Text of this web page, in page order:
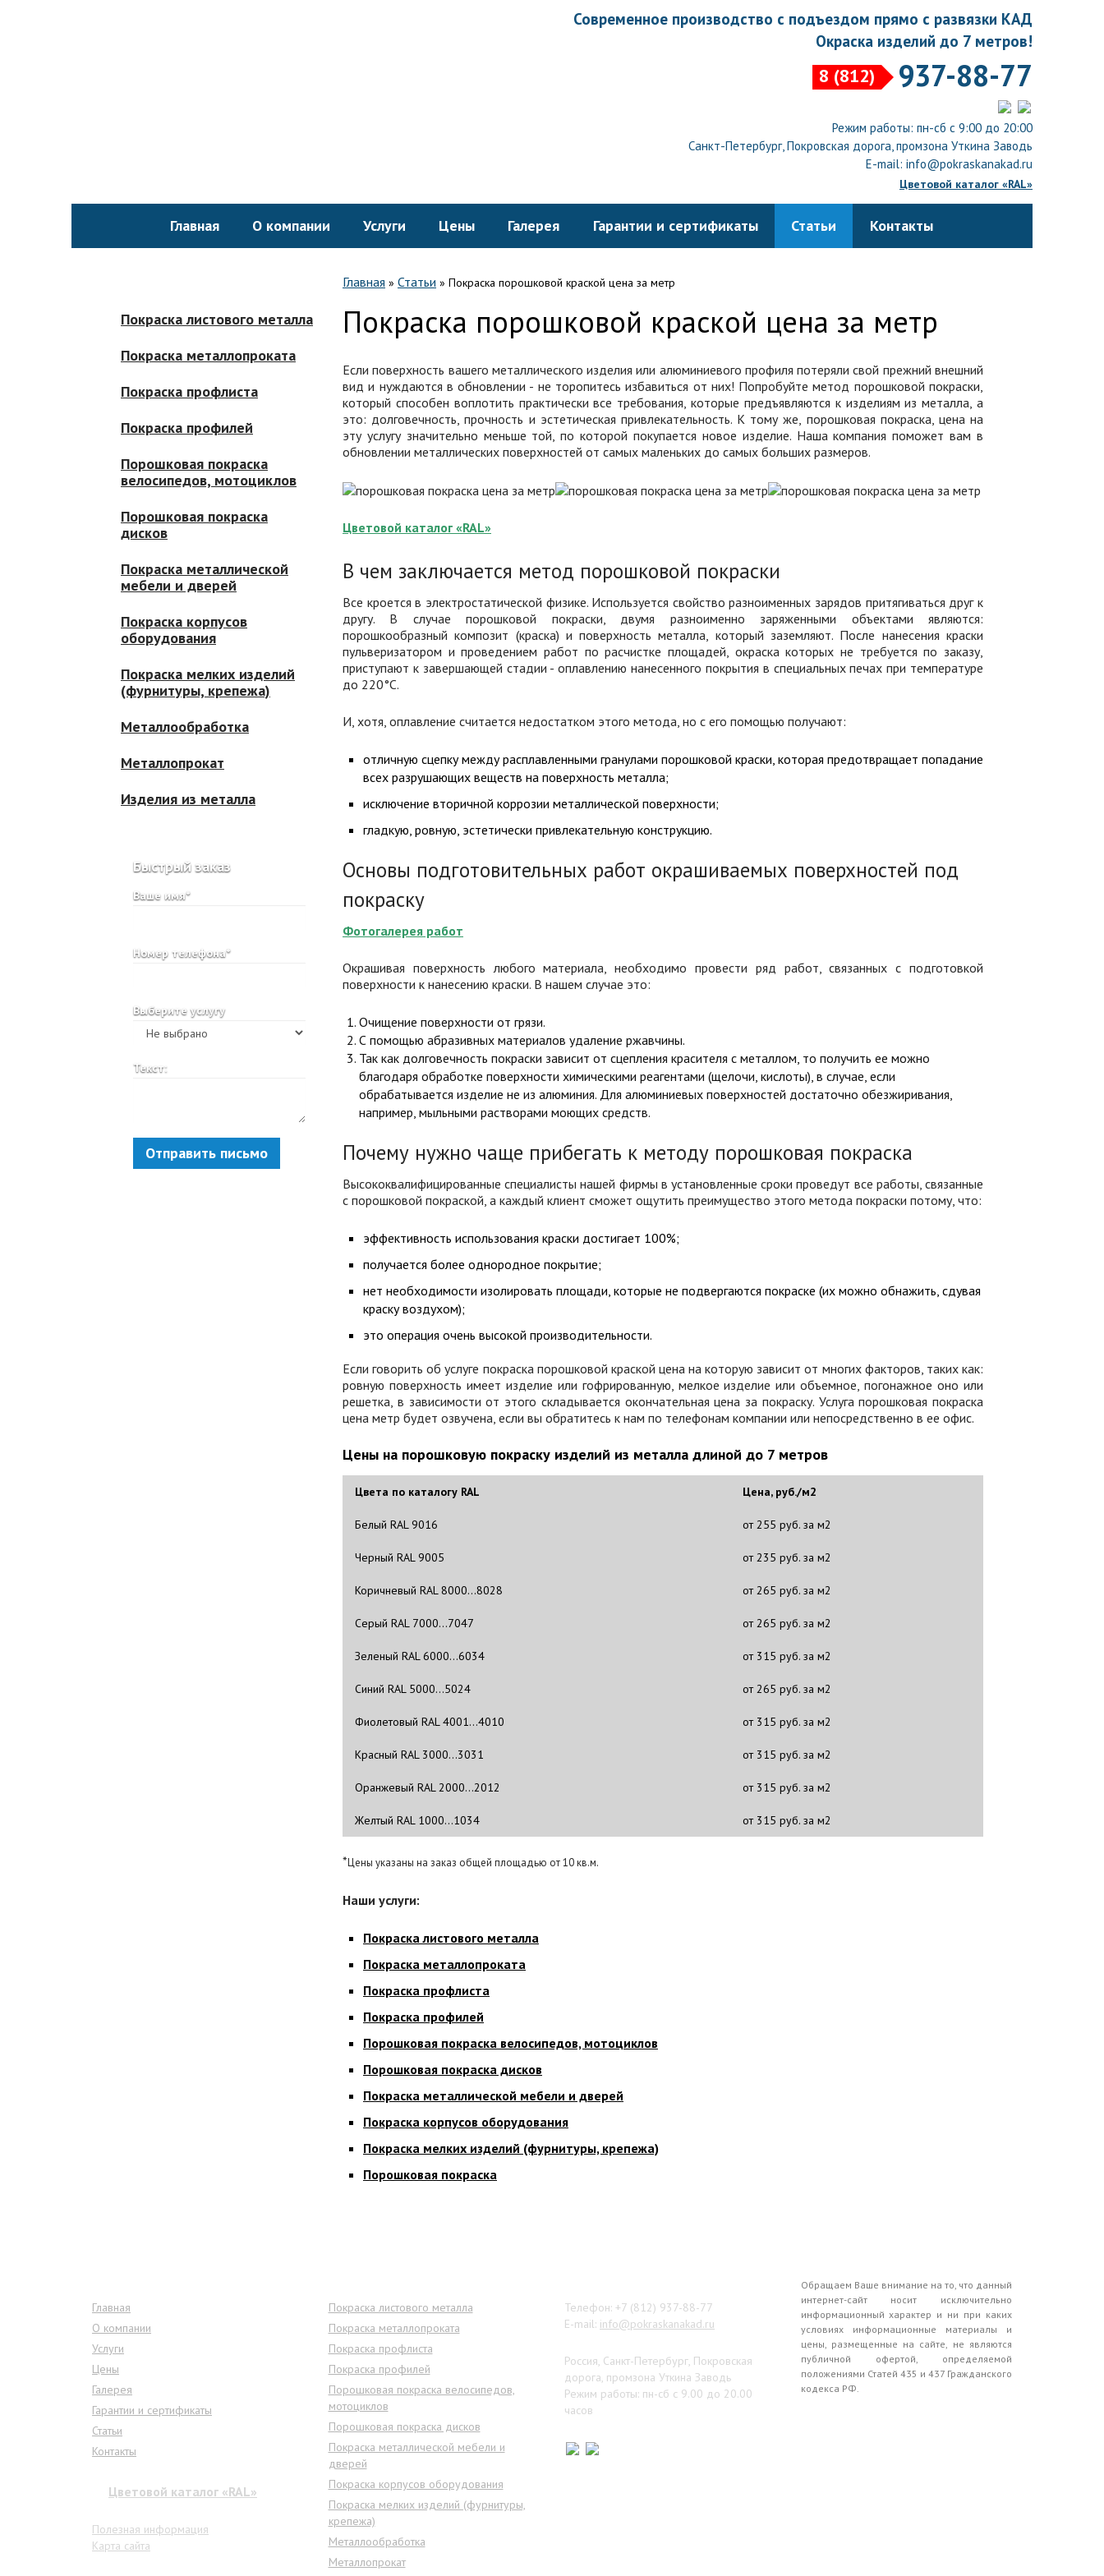
Современное производство с подъездом прямо с развязки КАД
Окраска изделий до 7 метров!
8 (812) 937-88-77
Режим работы: пн-сб с 9:00 до 20:00
Санкт-Петербург, Покровская дорога, промзона Уткина Заводь
E-mail: info@pokraskanakad.ru
Цветовой каталог «RAL»
Главная О компании Услуги Цены Галерея Гарантии и сертификаты Статьи Контакты
Покраска листового металла
Покраска металлопроката
Покраска профлиста
Покраска профилей
Порошковая покраска
велосипедов, мотоциклов
Порошковая покраска
дисков
Покраска металлической
мебели и дверей
Покраска корпусов
оборудования
Покраска мелких изделий
(фурнитуры, крепежа)
Металлообработка
Металлопрокат
Изделия из металла
Быстрый заказ
Ваше имя*
Номер телефона*
Выберите услугу
Текст:
Отправить письмо
Главная » Статьи » Покраска порошковой краской цена за метр
Покраска порошковой краской цена за метр
Если поверхность вашего металлического изделия или алюминиевого профиля потеряли свой прежний внешний
вид и нуждаются в обновлении - не торопитесь избавиться от них! Попробуйте метод порошковой покраски,
который способен воплотить практически все требования, которые предъявляются к изделиям из металла, а
это: долговечность, прочность и эстетическая привлекательность. К тому же, порошковая покраска, цена на
эту услугу значительно меньше той, по которой покупается новое изделие. Наша компания поможет вам в
обновлении металлических поверхностей от самых маленьких до самых больших размеров.
Цветовой каталог «RAL»
В чем заключается метод порошковой покраски
Все кроется в электростатической физике. Используется свойство разноименных зарядов притягиваться друг к
другу. В случае порошковой покраски, двумя разноименно заряженными объектами являются:
порошкообразный композит (краска) и поверхность металла, который заземляют. После нанесения краски
пульверизатором и проведением работ по расчистке площадей, окраска которых не требуется по заказу,
приступают к завершающей стадии - оплавлению нанесенного покрытия в специальных печах при температуре
до 220°C.
И, хотя, оплавление считается недостатком этого метода, но с его помощью получают:
отличную сцепку между расплавленными гранулами порошковой краски, которая предотвращает попадание
всех разрушающих веществ на поверхность металла;
исключение вторичной коррозии металлической поверхности;
гладкую, ровную, эстетически привлекательную конструкцию.
Основы подготовительных работ окрашиваемых поверхностей под
покраску
Фотогалерея работ
Окрашивая поверхность любого материала, необходимо провести ряд работ, связанных с подготовкой
поверхности к нанесению краски. В нашем случае это:
Очищение поверхности от грязи.
С помощью абразивных материалов удаление ржавчины.
Так как долговечность покраски зависит от сцепления красителя с металлом, то получить ее можно
благодаря обработке поверхности химическими реагентами (щелочи, кислоты), в случае, если
обрабатывается изделие не из алюминия. Для алюминиевых поверхностей достаточно обезжиривания,
например, мыльными растворами моющих средств.
Почему нужно чаще прибегать к методу порошковая покраска
Высококвалифицированные специалисты нашей фирмы в установленные сроки проведут все работы, связанные
с порошковой покраской, а каждый клиент сможет ощутить преимущество этого метода покраски потому, что:
эффективность использования краски достигает 100%;
получается более однородное покрытие;
нет необходимости изолировать площади, которые не подвергаются покраске (их можно обнажить, сдувая
краску воздухом);
это операция очень высокой производительности.
Если говорить об услуге покраска порошковой краской цена на которую зависит от многих факторов, таких как:
ровную поверхность имеет изделие или гофрированную, мелкое изделие или объемное, погонажное оно или
решетка, в зависимости от этого складывается окончательная цена за покраску. Услуга порошковая покраска
цена метр будет озвучена, если вы обратитесь к нам по телефонам компании или непосредственно в ее офис.
Цены на порошковую покраску изделий из металла длиной до 7 метров
Цвета по каталогу RAL Цена, руб./м2
Белый RAL 9016 от 255 руб. за м2
Черный RAL 9005 от 235 руб. за м2
Коричневый RAL 8000…8028 от 265 руб. за м2
Серый RAL 7000…7047 от 265 руб. за м2
Зеленый RAL 6000…6034 от 315 руб. за м2
Синий RAL 5000…5024 от 265 руб. за м2
Фиолетовый RAL 4001…4010 от 315 руб. за м2
Красный RAL 3000…3031 от 315 руб. за м2
Оранжевый RAL 2000…2012 от 315 руб. за м2
Желтый RAL 1000…1034 от 315 руб. за м2
*Цены указаны на заказ общей площадью от 10 кв.м.
Наши услуги:
Покраска листового металла
Покраска металлопроката
Покраска профлиста
Покраска профилей
Порошковая покраска велосипедов, мотоциклов
Порошковая покраска дисков
Покраска металлической мебели и дверей
Покраска корпусов оборудования
Покраска мелких изделий (фурнитуры, крепежа)
Порошковая покраска
Главная
О компании
Услуги
Цены
Галерея
Гарантии и сертификаты
Статьи
Контакты
Цветовой каталог «RAL»
Полезная информация
Карта сайта
Покраска листового металла
Покраска металлопроката
Покраска профлиста
Покраска профилей
Порошковая покраска велосипедов,
мотоциклов
Порошковая покраска дисков
Покраска металлической мебели и
дверей
Покраска корпусов оборудования
Покраска мелких изделий (фурнитуры,
крепежа)
Металлообработка
Металлопрокат
Телефон: +7 (812) 937-88-77
E-mail: info@pokraskanakad.ru
Россия, Санкт-Петербург, Покровская
дорога, промзона Уткина Заводь
Режим работы: пн-сб с 9.00 до 20.00
часов
Обращаем Ваше внимание на то, что данный
интернет-сайт носит исключительно
информационный характер и ни при каких
условиях информационные материалы и
цены, размещенные на сайте, не являются
публичной офертой, определяемой
положениями Статей 435 и 437 Гражданского
кодекса РФ.